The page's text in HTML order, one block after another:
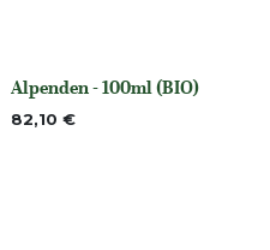
None
Alpenden - 100ml (BIO)
82,10 €